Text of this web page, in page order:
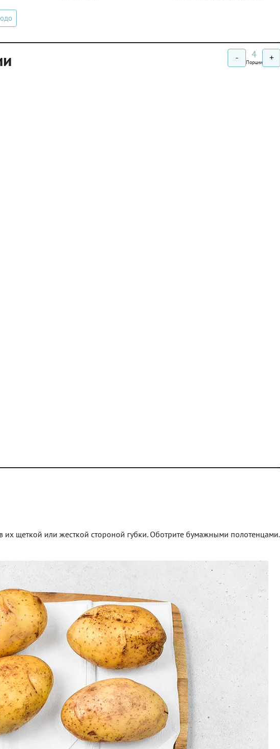
- 4
Порции +
их щеткой или жесткой стороной губки. Оботрите бумажными полотенцами.